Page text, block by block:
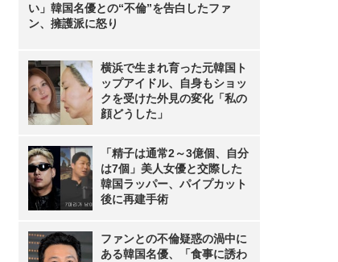
い」韓国名優との“不倫”を告白したファ
ン、擁護派に怒り
横浜で生まれ育った元韓国ト
ップアイドル、自身もショッ
クを受けた外見の変化「私の
顔どうした」
「精子は通常2～3億個、自分
は7個」美人女優と交際した
韓国ラッパー、パイプカット
後に再建手術
ファンとの不倫疑惑の渦中に
ある韓国名優、「食事に誘わ